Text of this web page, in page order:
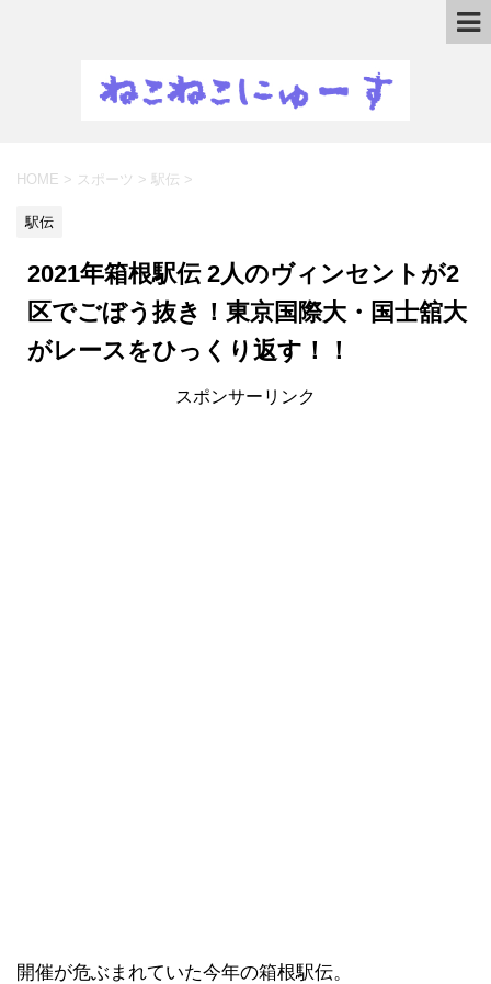
HOME > スポーツ > 駅伝 >
駅伝
2021年箱根駅伝 2人のヴィンセントが2
区でごぼう抜き！東京国際大・国士舘大
がレースをひっくり返す！！
スポンサーリンク
開催が危ぶまれていた今年の箱根駅伝。